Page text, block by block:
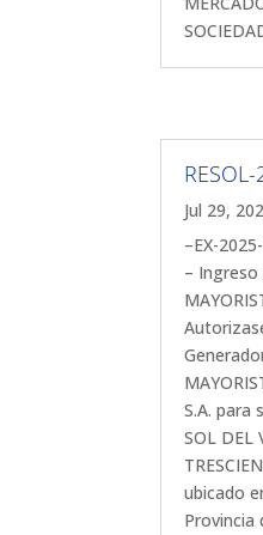
Jul 29,
–EX-
– Ingreso
S.A. para
SOL DEL
ubicado
Provincia